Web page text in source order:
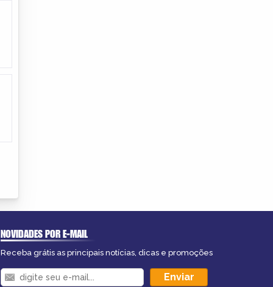
NOVIDADES POR E-MAIL
Receba grátis as principais notícias, dicas e promoções